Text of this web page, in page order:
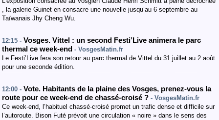
, la galerie Guinet en consacre une nouvelle jusqu’au 6 septembre au
Taïwanais Jhy Cheng Wu.
12:15 - Vosges. Vittel : un second Festi’Live animera le parc
thermal ce week-end - VosgesMatin.fr
Le Festi’Live fera son retour au parc thermal de Vittel du 31 juillet au 2 août
pour une seconde édition.
12:00 - Vote. Habitants de la plaine des Vosges, prenez-vous la
route pour ce week-end de chassé-croisé ? - VosgesMatin.fr
Ce week-end, l’habituel chassé-croisé promet un trafic dense et difficile sur
l’autoroute. Bison Futé prévoit une circulation « noire » dans le sens des